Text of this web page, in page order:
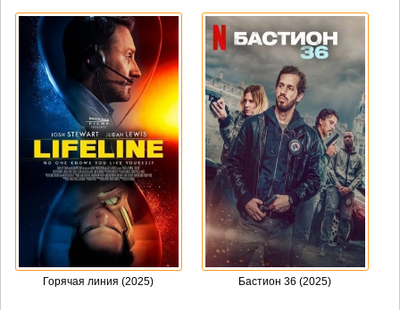
Горячая линия (2025) Бастион 36 (2025)